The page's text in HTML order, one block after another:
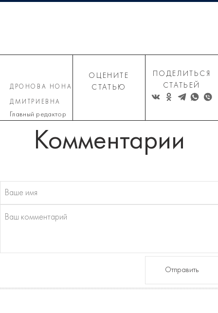
ДРОНОВА НОНА
ДМИТРИЕВНА
Главный редактор
ОЦЕНИТЕ
СТАТЬЮ
ПОДЕЛИТЬСЯ
СТАТЬЕЙ
Комментарии
Отправить